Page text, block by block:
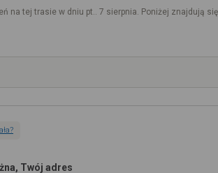
na tej trasie w dniu pt.. 7 sierpnia. Poniżej znajdują
Twój adres